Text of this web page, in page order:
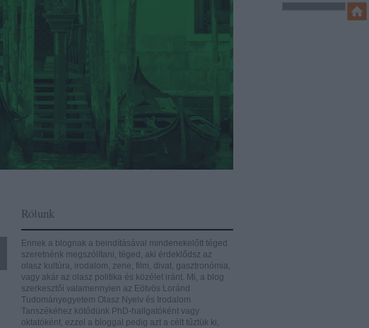
Rólunk
Ennek a blognak a beindításával mindenekelőtt téged
szeretnénk megszólítani, téged, aki érdeklődsz az
olasz kultúra, irodalom, zene, film, divat, gasztronómia,
vagy akár az olasz politika és közélet iránt. Mi, a blog
szerkesztői valamennyien az Eötvös Loránd
Tudományegyetem Olasz Nyelv és Irodalom
Tanszékéhez kötődünk PhD-hallgatóként vagy
oktatóként, ezzel a bloggal pedig azt a célt tűztük ki,